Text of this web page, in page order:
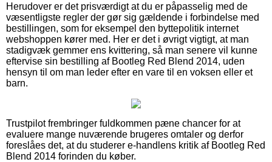
Herudover er det prisværdigt at du er påpasselig med de
væsentligste regler der gør sig gældende i forbindelse med
bestillingen, som for eksempel den byttepolitik internet
webshoppen kører med. Her er det i øvrigt vigtigt, at man
stadigvæk gemmer ens kvittering, så man senere vil kunne
eftervise sin bestilling af Bootleg Red Blend 2014, uden
hensyn til om man leder efter en vare til en voksen eller et
barn.
Trustpilot frembringer fuldkommen pæne chancer for at
evaluere mange nuværende brugeres omtaler og derfor
foreslåes det, at du studerer e-handlens kritik af Bootleg Red
Blend 2014 forinden du køber.